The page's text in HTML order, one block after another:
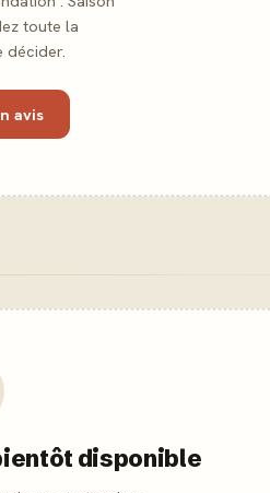
toute la
décider.
avis
disponible